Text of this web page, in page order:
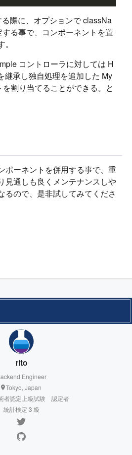
る際に、オプションで classNa
る事で、コンポーネントを置
コントローラに対しては H
継承し独自処理を追加した My
割り当てることができる。と
ポーネントを併用する事で、重
見通しも良くメンテナンスしや
るので、是非試してみてくださ
rito
Engineer
Tokyo, Japan
者認定上級試験 認定者
統計検定 3 級